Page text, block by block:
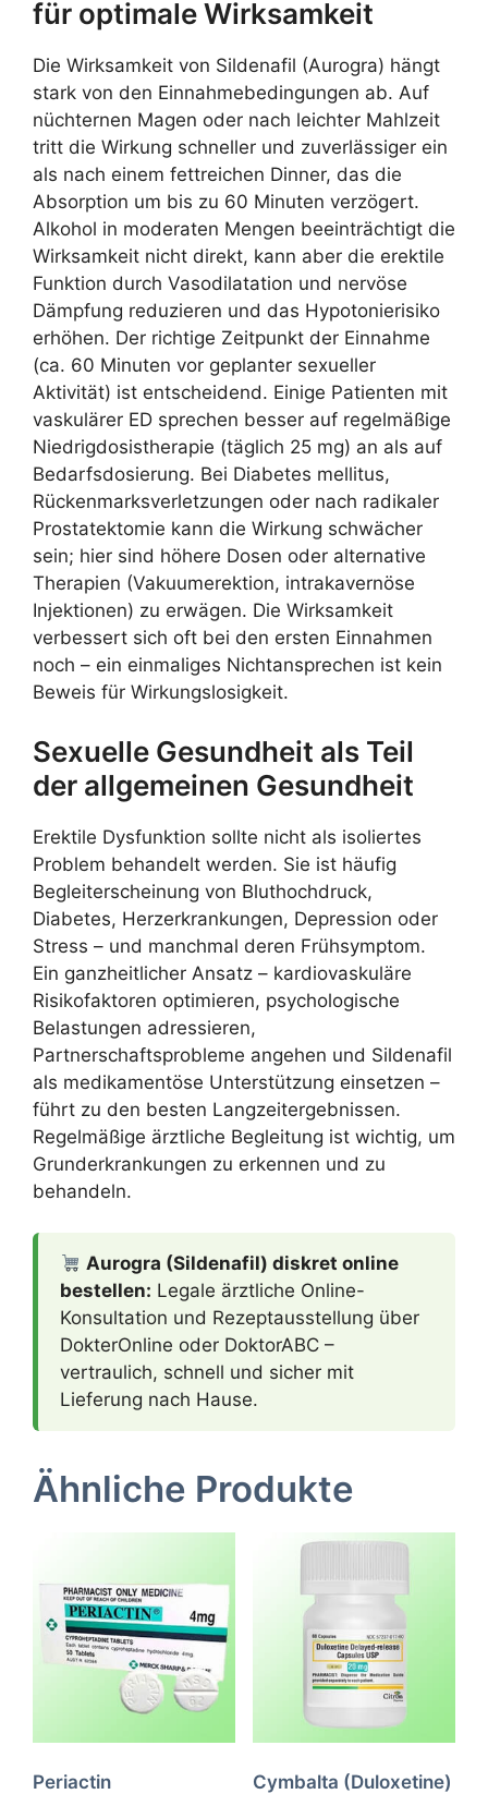
für optimale Wirksamkeit
Die Wirksamkeit von Sildenafil (Aurogra) hängt
stark von den Einnahmebedingungen ab. Auf
nüchternen Magen oder nach leichter Mahlzeit
tritt die Wirkung schneller und zuverlässiger ein
als nach einem fettreichen Dinner, das die
Absorption um bis zu 60 Minuten verzögert.
Alkohol in moderaten Mengen beeinträchtigt die
Wirksamkeit nicht direkt, kann aber die erektile
Funktion durch Vasodilatation und nervöse
Dämpfung reduzieren und das Hypotonierisiko
erhöhen. Der richtige Zeitpunkt der Einnahme
(ca. 60 Minuten vor geplanter sexueller
Aktivität) ist entscheidend. Einige Patienten mit
vaskulärer ED sprechen besser auf regelmäßige
Niedrigdosistherapie (täglich 25 mg) an als auf
Bedarfsdosierung. Bei Diabetes mellitus,
Rückenmarksverletzungen oder nach radikaler
Prostatektomie kann die Wirkung schwächer
sein; hier sind höhere Dosen oder alternative
Therapien (Vakuumerektion, intrakavernöse
Injektionen) zu erwägen. Die Wirksamkeit
verbessert sich oft bei den ersten Einnahmen
noch – ein einmaliges Nichtansprechen ist kein
Beweis für Wirkungslosigkeit.
Sexuelle Gesundheit als Teil
der allgemeinen Gesundheit
Erektile Dysfunktion sollte nicht als isoliertes
Problem behandelt werden. Sie ist häufig
Begleiterscheinung von Bluthochdruck,
Diabetes, Herzerkrankungen, Depression oder
Stress – und manchmal deren Frühsymptom.
Ein ganzheitlicher Ansatz – kardiovaskuläre
Risikofaktoren optimieren, psychologische
Belastungen adressieren,
Partnerschaftsprobleme angehen und Sildenafil
als medikamentöse Unterstützung einsetzen –
führt zu den besten Langzeitergebnissen.
Regelmäßige ärztliche Begleitung ist wichtig, um
Grunderkrankungen zu erkennen und zu
behandeln.
Aurogra (Sildenafil) diskret online
bestellen: Legale ärztliche Online-
Konsultation und Rezeptausstellung über
DokterOnline oder DoktorABC –
vertraulich, schnell und sicher mit
Lieferung nach Hause.
Ähnliche Produkte
Periactin
Cymbalta (Duloxetine)